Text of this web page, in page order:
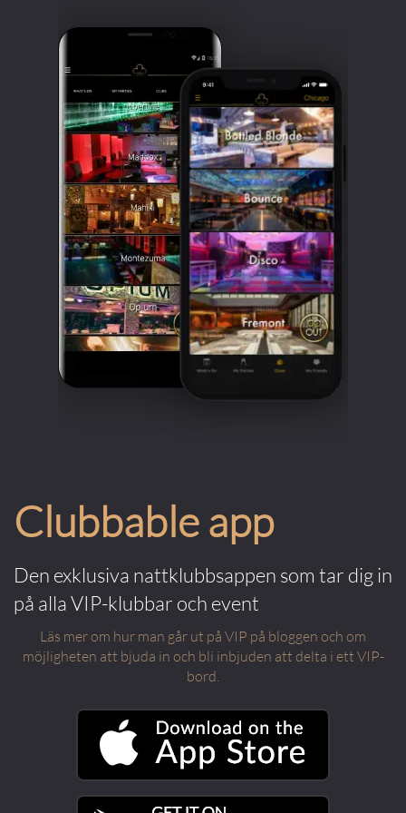
Clubbable app
Den exklusiva nattklubbsappen som tar dig in
på alla VIP-klubbar och event
Läs mer om hur man går ut på VIP på bloggen och om
möjligheten att bjuda in och bli inbjuden att delta i ett VIP-
bord.